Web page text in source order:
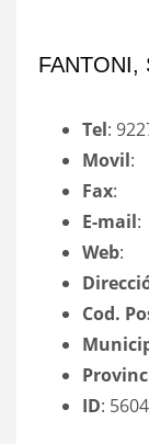
FANTONI,
Tel:
Movil:
Fax:
E-mail:
Web:
Cod.
ID: